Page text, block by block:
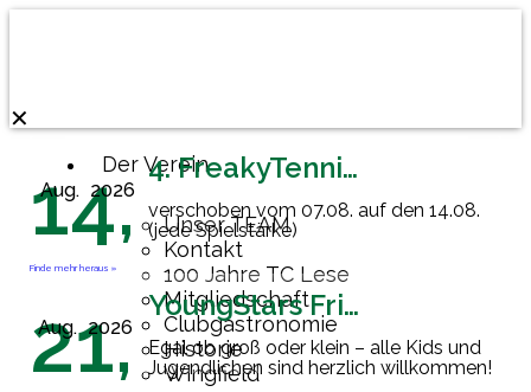
✕
Der Verein
Unser TEAM
Kontakt
100 Jahre TC Lese
Mitgliedschaft
Clubgastronomie
Historie
Wingfield
Aug.
14,
2026
4. FreakyTennisFriday
verschoben vom 07.08. auf den 14.08.
(jede Spielstärke)
Finde mehr heraus »
Aug.
21,
2026
YoungStars Friday
Egal ob groß oder klein – alle Kids und
Jugendlichen sind herzlich willkommen!